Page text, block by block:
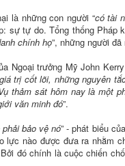
là những con người “có tài
sự tự do. Tổng thống Pháp
chính họ”, những người
Ngoại trưởng Mỹ John
trị cốt lõi, những nguyên
thảm sát hôm nay là một
văn minh đó”.
bảo vệ nó” - phát biểu
nào được đưa ra nhằm
đó chính là cuộc chiến